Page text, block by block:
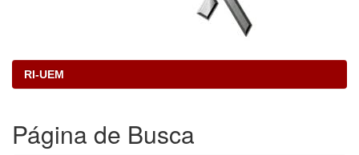
RI-UEM
Página de Busca